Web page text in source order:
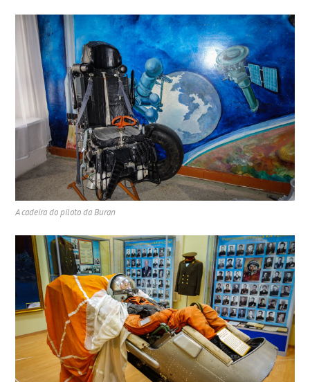
A cadeira do piloto da Buran